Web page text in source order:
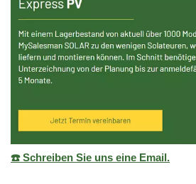
☎️ Schreiben Sie uns eine Email.